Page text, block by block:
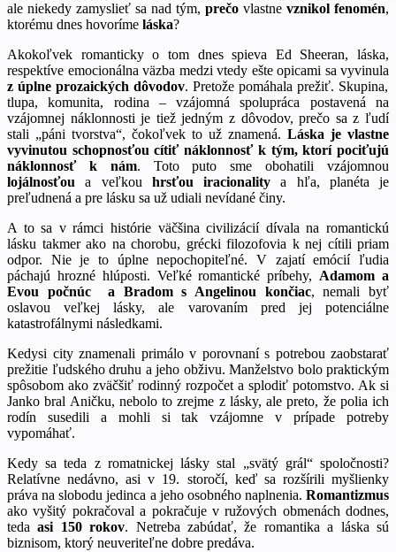
ale niekedy zamyslieť sa nad tým, prečo vlastne vznikol fenomén,
ktorému dnes hovoríme láska?
Akokoľvek romanticky o tom dnes spieva Ed Sheeran, láska,
respektíve emocionálna väzba medzi vtedy ešte opicami sa vyvinula
z úplne prozaických dôvodov. Pretože pomáhala prežiť. Skupina,
tlupa, komunita, rodina – vzájomná spolupráca postavená na
vzájomnej náklonnosti je tiež jedným z dôvodov, prečo sa z ľudí
stali „páni tvorstva“, čokoľvek to už znamená. Láska je vlastne
vyvinutou schopnosťou cítiť náklonnosť k tým, ktorí pociťujú
náklonnosť k nám. Toto puto sme obohatili vzájomnou
lojálnosťoua veľkou hrsťou iracionalitya hľa, planéta je
preľudnená a pre lásku sa už udiali nevídané činy.
A to sa v rámci histórie väčšina civilizácií dívala na romantickú
lásku takmer ako na chorobu, grécki filozofovia k nej cítili priam
odpor. Nie je to úplne nepochopiteľné. V zajatí emócií ľudia
páchajú hrozné hlúposti. Veľké romantické príbehy, Adamom a
Evou počnúc a Bradom s Angelinou končiac, nemali byť
oslavou veľkej lásky, ale varovaním pred jej potenciálne
katastrofálnymi následkami.
Kedysi city znamenali primálo v porovnaní s potrebou zaobstarať
prežitie ľudského druhu a jeho obživu. Manželstvo bolo praktickým
spôsobom ako zväčšiť rodinný rozpočet a splodiť potomstvo. Ak si
Janko bral Aničku, nebolo to zrejme z lásky, ale preto, že polia ich
rodín susedili a mohli si tak vzájomne v prípade potreby
vypomáhať.
Kedy sa teda z romatnickej lásky stal „svätý grál“ spoločnosti?
Relatívne nedávno, asi v 19. storočí, keď sa rozšírili myšlienky
práva na slobodu jedinca a jeho osobného naplnenia. Romantizmus
ako vyšitý pokračoval a pokračuje v ružových obmenách dodnes,
teda asi 150 rokov. Netreba zabúdať, že romantika a láska sú
biznisom, ktorý neuveriteľne dobre predáva.